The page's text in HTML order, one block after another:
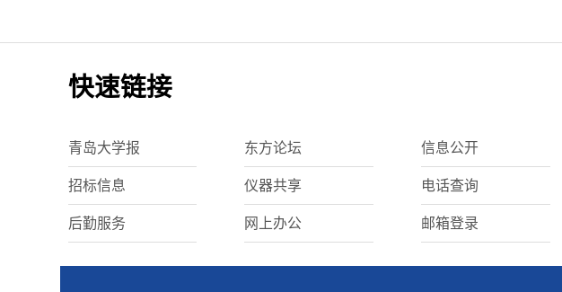
快速链接
青岛大学报 东方论坛 信息公开
招标信息 仪器共享 电话查询
后勤服务 网上办公 邮箱登录